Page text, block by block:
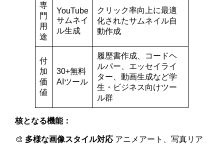
専
門
用
途
YouTube
サムネイ
ル生成
クリック率向上に最適
化されたサムネイル自
動作成
付
加
価
値
30+無料
AIツール
履歴書作成、コードヘ
ルパー、エッセイライ
ター、動画生成など学
生・ビジネス向けツー
ル群
核となる機能：
🎨 多様な画像スタイル対応 アニメアート、写真リア